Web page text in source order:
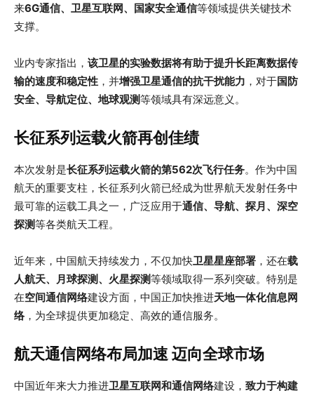
来6G通信、卫星互联网、国家安全通信等领域提供关键技术
支撑。
业内专家指出， 该卫星的实验数据将有助于提升长距离数据传
输的速度和稳定性 ，并增强卫星通信的抗干扰能力 ，对于国防
安全、导航定位、地球观测等领域具有深远意义。
长征系列运载火箭再创佳绩
本次发射是长征系列运载火箭的第562次飞行任务。作为中国
航天的重要支柱，长征系列火箭已经成为世界航天发射任务中
最可靠的运载工具之一，广泛应用于通信、导航、探月、深空
探测等各类航天工程。
近年来，中国航天持续发力，不仅加快卫星星座部署 ，还在载
人航天、月球探测、火星探测等领域取得一系列突破。特别是
在空间通信网络建设方面，中国正加快推进天地一体化信息网
络，为全球提供更加稳定、高效的通信服务。
航天通信网络布局加速 迈向全球市场
中国近年来大力推进卫星互联网和通信网络建设， 致力于构建